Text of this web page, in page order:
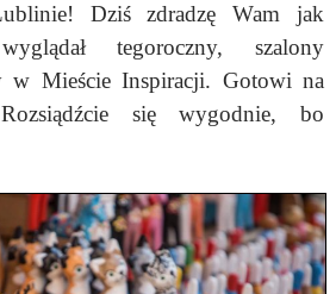
Dziś zdradzę Wam jak
tegoroczny, szalony
w Mieście Inspiracji. Gotowi na
się wygodnie, bo